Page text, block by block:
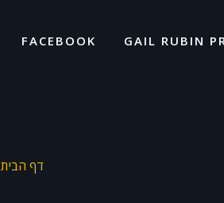
GAIL RUBIN
FACEBOOK
דף הבית